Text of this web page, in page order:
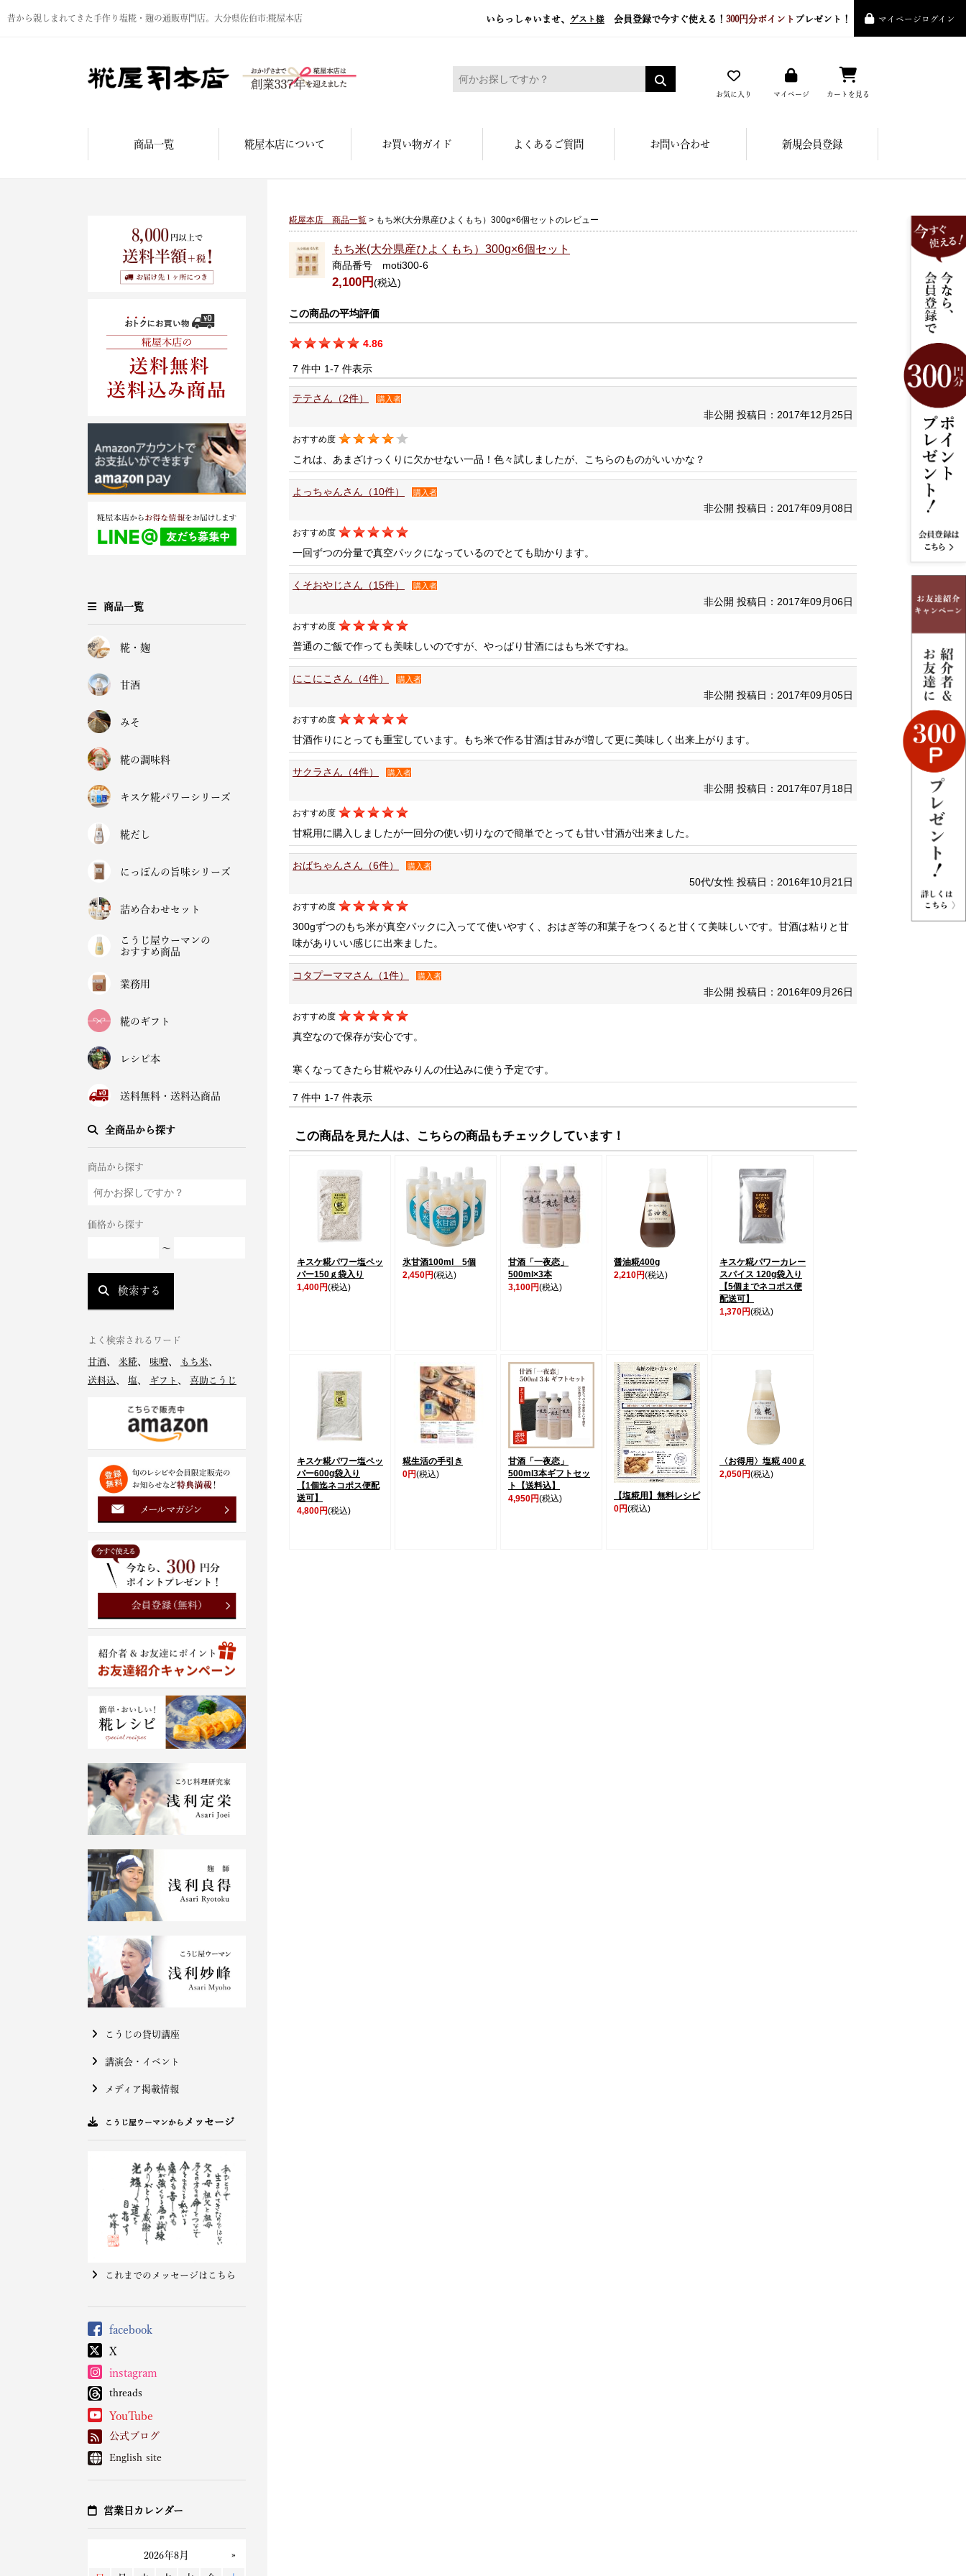
昔から親しまれてきた手作り塩糀・麹の通販専門店。大分県佐伯市:糀屋本店 いらっしゃいませ、 ゲスト様 会員登録で今すぐ使える！ 300円分ポイント プレゼント！ マイページログイン
糀屋本店 - 元禄二年。創業三百余年の味
お気に入り マイページ カートを見る
商品一覧 糀屋本店について お買い物ガイド よくあるご質問 お問い合わせ 新規会員登録
商品一覧
糀・麹
甘酒
みそ
糀の調味料
キスケ糀パワーシリーズ
糀だし
にっぽんの旨味シリーズ
詰め合わせセット
こうじ屋ウーマンの
おすすめ商品
業務用
糀のギフト
レシピ本
送料無料・送料込商品
全商品から探す
商品から探す
価格から探す
～
検索する
よく検索されるワード
甘酒 米糀 味噌 もち米
送料込
塩 ギフト 喜助こうじ
こうじの貸切講座
講演会・イベント
メディア掲載情報
こうじ屋ウーマンから メッセージ
これまでのメッセージはこちら
facebook
X
instagram
threads
YouTube
公式ブログ
English site
営業日カレンダー
糀屋本店 商品一覧 > もち米(大分県産ひよくもち）300g×6個セットのレビュー
もち米(大分県産ひよくもち）300g×6個セット
商品番号 moti300-6
2,100円(税込)
この商品の平均評価
4.86
7 件中 1-7 件表示
テテさん（2件） 購入者
非公開 投稿日：2017年12月25日
おすすめ度
これは、あまざけっくりに欠かせない一品！色々試しましたが、こちらのものがいいかな？
よっちゃんさん（10件） 購入者
非公開 投稿日：2017年09月08日
おすすめ度
一回ずつの分量で真空パックになっているのでとても助かります。
くそおやじさん（15件） 購入者
非公開 投稿日：2017年09月06日
おすすめ度
普通のご飯で作っても美味しいのですが、やっぱり甘酒にはもち米ですね。
にこにこさん（4件） 購入者
非公開 投稿日：2017年09月05日
おすすめ度
甘酒作りにとっても重宝しています。もち米で作る甘酒は甘みが増して更に美味しく出来上がります。
サクラさん（4件） 購入者
非公開 投稿日：2017年07月18日
おすすめ度
甘糀用に購入しましたが一回分の使い切りなので簡単でとっても甘い甘酒が出来ました。
おばちゃんさん（6件） 購入者
50代/女性 投稿日：2016年10月21日
おすすめ度
300gずつのもち米が真空パックに入ってて使いやすく、おはぎ等の和菓子をつくると甘くて美味しいです。甘酒は粘りと甘
味がありいい感じに出来ました。
コタプーママさん（1件） 購入者
非公開 投稿日：2016年09月26日
おすすめ度
真空なので保存が安心です。
寒くなってきたら甘糀やみりんの仕込みに使う予定です。
7 件中 1-7 件表示
この商品を見た人は、こちらの商品もチェックしています！
キスケ糀パワー塩ペッ
パー150ｇ袋入り
1,400円(税込)
氷甘酒100ml 5個
2,450円(税込)
甘酒「一夜恋」
500ml×3本
3,100円(税込)
醤油糀400g
2,210円(税込)
キスケ糀パワーカレー
スパイス 120g袋入り
【5個までネコポス便
配送可】
1,370円(税込)
キスケ糀パワー塩ペッ
パー600g袋入り
【1個迄ネコポス便配
送可】
4,800円(税込)
糀生活の手引き
0円(税込)
甘酒「一夜恋」
500ml3本ギフトセッ
ト【送料込】
4,950円(税込)
【塩糀用】無料レシピ
0円(税込)
〈お得用〉塩糀 400ｇ
2,050円(税込)